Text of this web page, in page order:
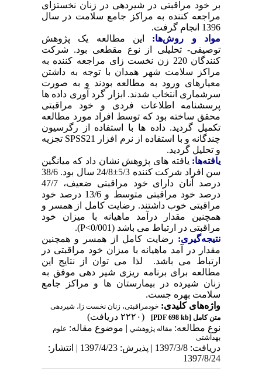
بر خود مراقبتی در شیردهی در زنان نخست­زای
مراجعه کننده به مراکز جامع سلامت در سال
1396 انجام گرفت.
مواد و روش‌‌ها:
این مطالعه یک پژوهش
توصیفی- تحلیلی از نوع مقطعی بود. شرکت
کنندگان 220 زن نخست زای مراجعه کننده به
مراکز سلامت شهر همدان با توجه به داشتن
معیارهای ورود به مطالعه بودند و به صورت
سرشماری انتخاب شدند. ابزار گرد آوری داده ها
پرسشنامه اطلاعات فردی و خود مراقبتی
محقق ساخته بود که توسط افراد مورد مطالعه
تکمیل گردید. داده ها با استفاده از رگرسیون
چندگانه و با استفاده از نرم افزار SPSS21 تجزیه
و تحلیل گردید.
یافته‌ها: یافته­ های پژوهش نشان داد که میانگین
سن افراد شرکت کننده 5/3±24/8 سال بود. 38/6
درصد آنان دارای خود مراقبتی ضعیف، 47/7
درصد خود مراقبتی متوسط و 13/6 درصد خود
مراقبتی خوب داشتند. رضایت کامل از همسر و
همچنین مقدار درآمد ماهیانه با میزان خود
مراقبتی در ارتباط می باشد (0/001>P).
نتیجه‌گیری: رضایت کامل از همسر و همچنین
مقدار در آمد ماهیانه با میزان خود مراقبتی در
ارتباط می باشد. لذا می توان از نتایج این
مطالعه برای برنامه ریزی شیر دهی موفق به
زنان شیرده در بیمارستان­ ها و مراکز جامع
سلامت بهره جست.
واژه‌های کلیدی: خودمراقبتی، زنان نخست زا، شیردهی
متن کامل [PDF 698 kb]
(۲۲۲۰ دریافت)
نوع مطالعه: مقاله پژوهشي| موضوع مقاله: علوم
بهداشتی
دریافت: 1397/3/8 | پذیرش: 1397/4/23 | انتشار:
1397/8/24